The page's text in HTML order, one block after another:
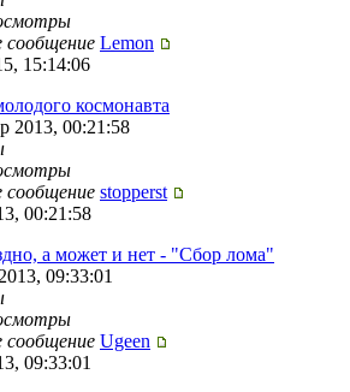
сообщение Lemon
15:14:06
космонавта
2013, 00:21:58
сообщение stopperst
00:21:58
а может и нет - "Сбор лома"
09:33:01
сообщение Ugeen
09:33:01